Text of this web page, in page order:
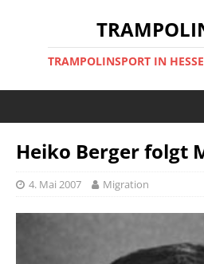
TRAMPOLINSPORT IN
Heiko Berger folgt
4. Mai 2007 Migration